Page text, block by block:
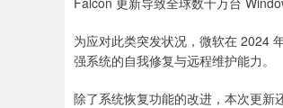
为应对此类突发状况，微软在 2024
强系统的自我修复与远程维护能力。
除了系统恢复功能的改进，本次更新